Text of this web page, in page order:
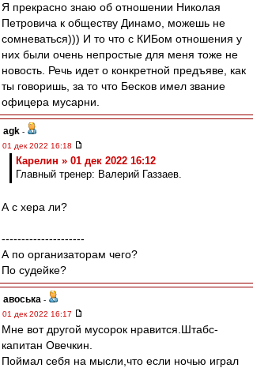
Я прекрасно знаю об отношении Николая
Петровича к обществу Динамо, можешь не
сомневаться))) И то что с КИБом отношения у
них были очень непростые для меня тоже не
новость. Речь идет о конкретной предъяве, как
ты говоришь, за то что Бесков имел звание
офицера мусарни.
agk -
01 дек 2022 16:18
Карелин » 01 дек 2022 16:12
Главный тренер: Валерий Газзаев.
А с хера ли?
---------------------
А по организаторам чего?
По судейке?
авоська -
01 дек 2022 16:17
Мне вот другой мусорок нравится.Штабс-
капитан Овечкин.
Поймал себя на мысли,что если ночью играл